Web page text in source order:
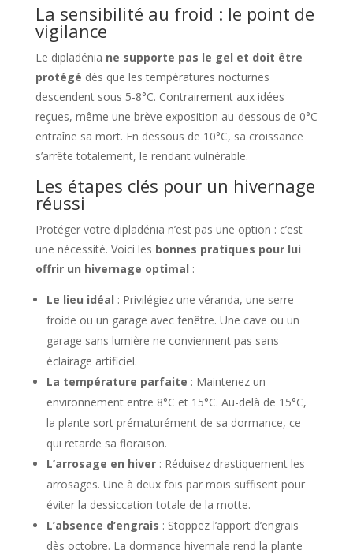
La sensibilité au froid : le point de
vigilance
Le dipladénia ne supporte pas le gel et doit être
protégé dès que les températures nocturnes
descendent sous 5-8°C. Contrairement aux idées
reçues, même une brève exposition au-dessous de 0°C
entraîne sa mort. En dessous de 10°C, sa croissance
s’arrête totalement, le rendant vulnérable.
Les étapes clés pour un hivernage
réussi
Protéger votre dipladénia n’est pas une option : c’est
une nécessité. Voici les bonnes pratiques pour lui
offrir un hivernage optimal :
Le lieu idéal : Privilégiez une véranda, une serre
froide ou un garage avec fenêtre. Une cave ou un
garage sans lumière ne conviennent pas sans
éclairage artificiel.
La température parfaite : Maintenez un
environnement entre 8°C et 15°C. Au-delà de 15°C,
la plante sort prématurément de sa dormance, ce
qui retarde sa floraison.
L’arrosage en hiver: Réduisez drastiquement les
arrosages. Une à deux fois par mois suffisent pour
éviter la dessiccation totale de la motte.
L’absence d’engrais : Stoppez l’apport d’engrais
dès octobre. La dormance hivernale rend la plante